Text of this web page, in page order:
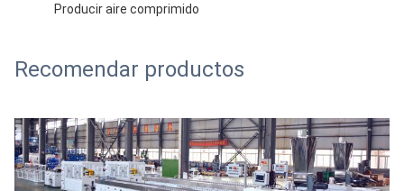
Producir aire comprimido
Recomendar productos